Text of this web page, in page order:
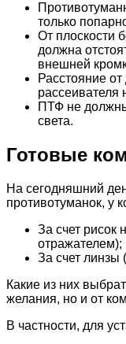
только
От плоскости
должна
внешней
Расстояние
ПТФ не
света.
Готовые
На сегодняшний
противотуманок, у
За счет рисок
отражателем);
За счет линзы
Какие из них
желания, но и от
В частности, для